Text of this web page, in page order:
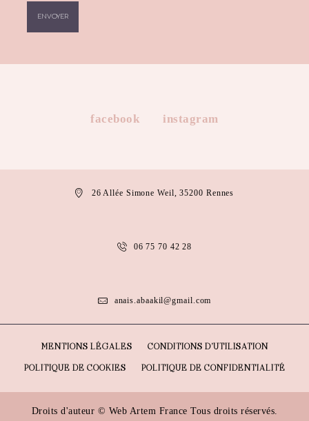
facebook instagram
26 Allée Simone Weil, 35200 Rennes
06 75 70 42 28
anais.abaakil@gmail.com
MENTIONS LÉGALES CONDITIONS D’UTILISATION
POLITIQUE DE COOKIES POLITIQUE DE CONFIDENTIALITÉ
Droits d'auteur © Web Artem France Tous droits réservés.